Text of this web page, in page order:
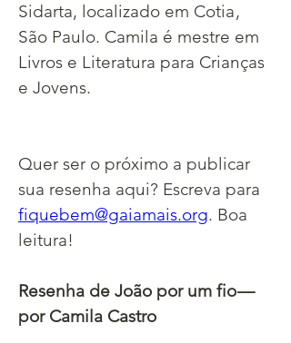
Sidarta, localizado em Cotia ,
São Paulo. Camila é mestre em
Livros e Literatura para Crianças
e Jovens.
Quer ser o próximo a publicar
sua resenha aqui? Escreva para
fiquebem@gaiamais.org. Boa
leitura!
Resenha de João por um fio —
por Camila Castro